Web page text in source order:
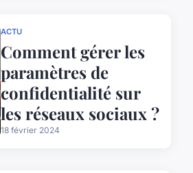
ACTU
Comment gérer les
paramètres de
confidentialité sur
les réseaux sociaux ?
18 février 2024